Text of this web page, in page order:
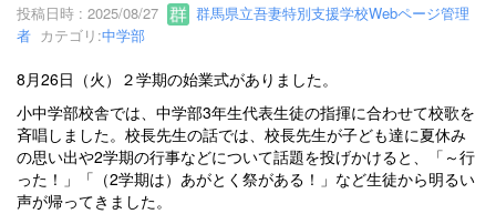
投稿日時 : 2025/08/27
群馬県立吾妻特別支援学校Webページ管理
者 カテゴリ:中学部
8月26日（火）２学期の始業式がありました。
小中学部校舎では、中学部3年生代表生徒の指揮に合わせて校歌を
斉唱しました。校長先生の話では、校長先生が子ども達に夏休み
の思い出や2学期の行事などについて話題を投げかけると、「～行
った！」「（2学期は）あがとく祭がある！」など生徒から明るい
声が帰ってきました。